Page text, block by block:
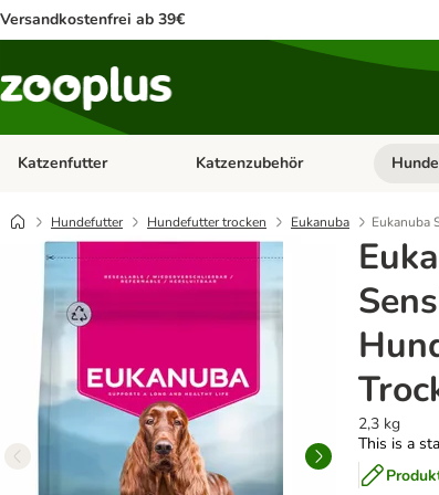
Versandkostenfrei ab 39€
Katzenfutter Kategorie-Menü öffnen: Katzenfutter
Katzenzubehör
Hundefutter Hundefutter trocken Eukanuba Eukanuba
2,3 kg
This is a